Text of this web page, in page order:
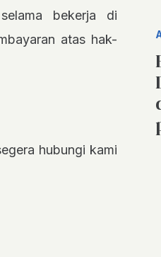
bekerja di
atas hak-
hubungi kami